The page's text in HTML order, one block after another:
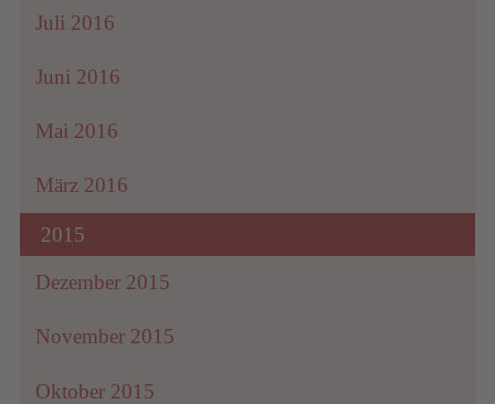
Juli 2016
Juni 2016
Mai 2016
März 2016
2015
Dezember 2015
November 2015
Oktober 2015